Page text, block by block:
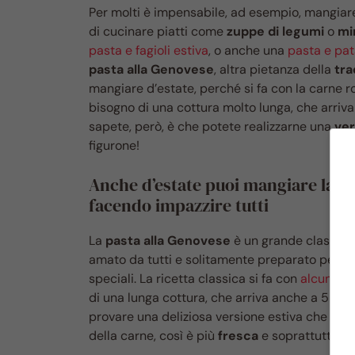
Per molti è impensabile, ad esempio,
di cucinare piatti comezuppe di legumi o
pasta e fagioli estiva, o anche una pasta e
pasta alla Genovese, altra pietanza della
mangiare d’estate, perché si fa con la carne
bisogno di una cottura molto lunga, che
sapete, però, è che potete realizzarne una
figurone!
Anche d’estate puoi mangiare la
facendo impazzire tutti
La pasta alla Genovese è un grande classico
amato da tutti e solitamente preparato per il
speciali. La ricetta classica si fa con alcuni
di una lunga cottura, che arriva anche a 5-6
provare una deliziosa versione estiva che
della carne, così è più fresca e soprattutto